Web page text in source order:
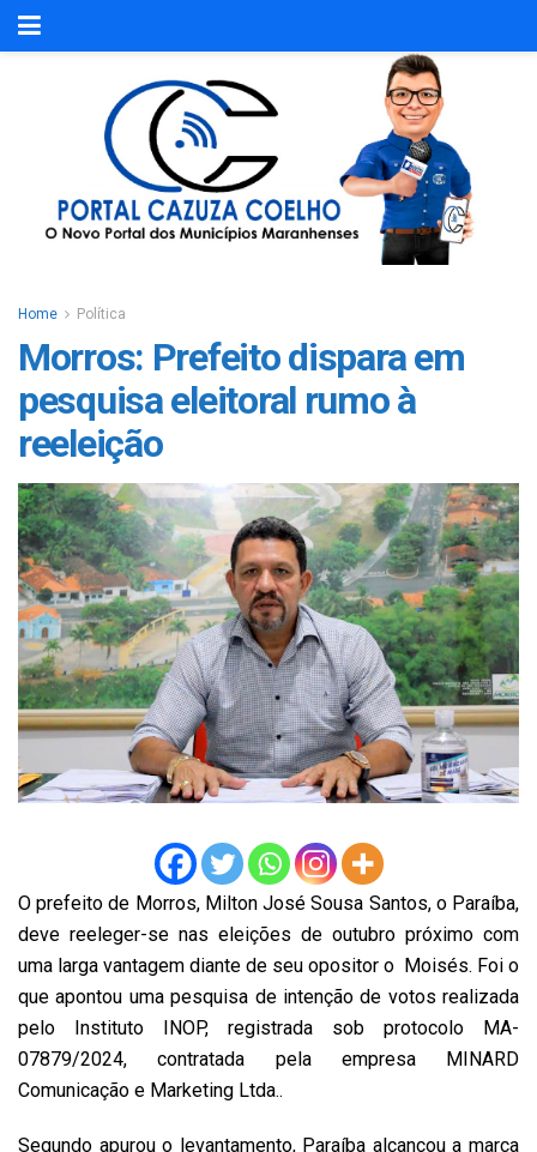
Home Política
Morros: Prefeito dispara em
pesquisa eleitoral rumo à
reeleição
O prefeito de Morros, Milton José Sousa Santos, o Paraíba,
deve reeleger-se nas eleições de outubro próximo com
uma larga vantagem diante de seu opositor o Moisés. Foi o
que apontou uma pesquisa de intenção de votos realizada
pelo Instituto INOP, registrada sob protocolo MA-
07879/2024, contratada pela empresa MINARD
Comunicação e Marketing Ltda..
Segundo apurou o levantamento, Paraíba alcançou a marca